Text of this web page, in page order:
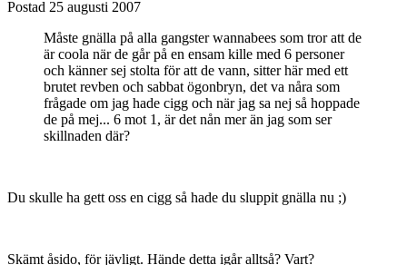
Postad 25 augusti 2007
Måste gnälla på alla gangster wannabees som tror att de
är coola när de går på en ensam kille med 6 personer
och känner sej stolta för att de vann, sitter här med ett
brutet revben och sabbat ögonbryn, det va nåra som
frågade om jag hade cigg och när jag sa nej så hoppade
de på mej... 6 mot 1, är det nån mer än jag som ser
skillnaden där?
Du skulle ha gett oss en cigg så hade du sluppit gnälla nu ;)
Skämt åsido, för jävligt. Hände detta igår alltså? Vart?